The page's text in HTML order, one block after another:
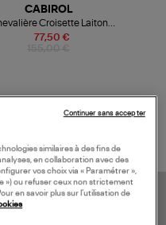
77,50 €
CABIROL
Croisette Laiton
Parme
similaires à des fins de
en collaboration avec des
vos choix via « Paramétrer »,
») ou refuser ceux non strictement
en savoir plus sur l’utilisation de
Continuer sans accepter